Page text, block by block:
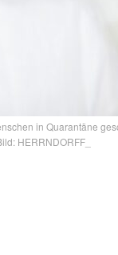
in Quarantäne
HERRNDORFF_